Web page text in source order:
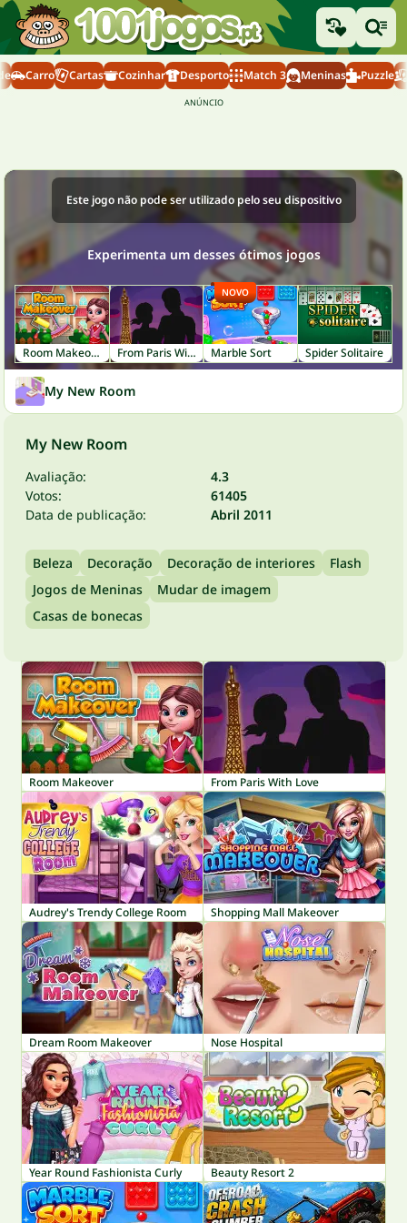
Carro Cartas Cozinhar Desporto Match 3 Meninas Puzzle
Este jogo não pode ser utilizado pelo seu dispositivo
Experimenta um desses ótimos jogos
Room Makeover From Paris With Love Marble Sort
NOVO
Spider Solitaire
My New Room
My New Room
Avaliação:
4.3
Votos:
61405
Data de publicação:
Abril 2011
Beleza Decoração Decoração de interiores
Flash
Jogos de Meninas
Mudar de imagem
Casas de bonecas
Room Makeover From Paris With Love
Audrey's Trendy College Room Shopping Mall Makeover
Dream Room Makeover Nose Hospital
Year Round Fashionista Curly Beauty Resort 2